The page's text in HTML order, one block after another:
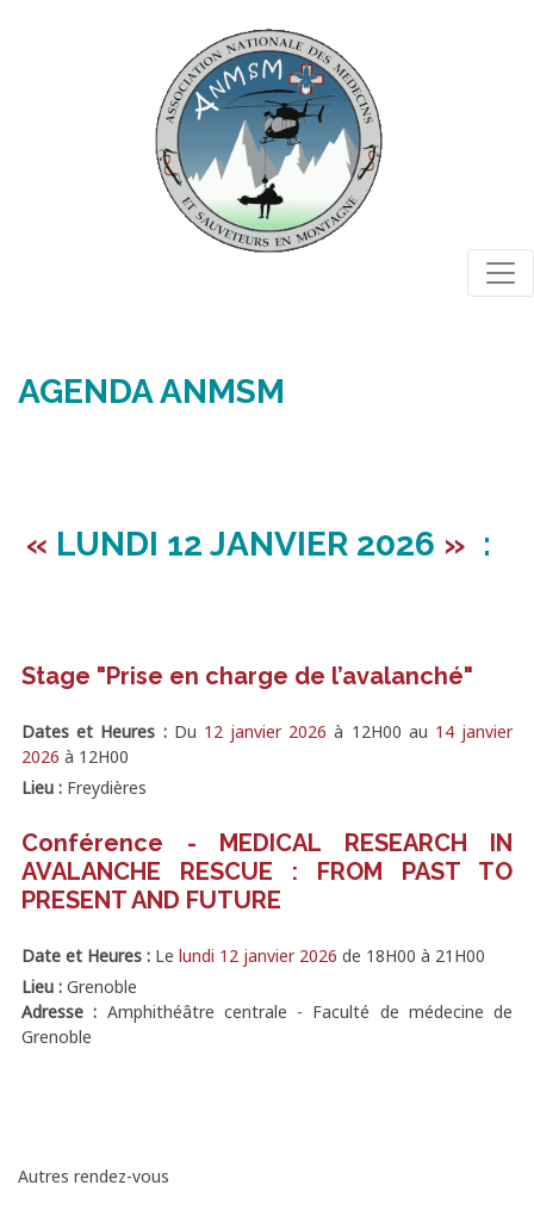
AGENDA ANMSM
« LUNDI 12 JANVIER 2026 » :
Stage "Prise en charge de l’avalanché"
Dates et Heures : Du 12 janvier 2026 à 12H00 au 14 janvier
2026 à 12H00
Lieu : Freydières
Conférence - MEDICAL RESEARCH IN
AVALANCHE RESCUE : FROM PAST TO
PRESENT AND FUTURE
Date et Heures : Le lundi 12 janvier 2026 de 18H00 à 21H00
Lieu : Grenoble
Adresse : Amphithéâtre centrale - Faculté de médecine de
Grenoble
Autres rendez-vous